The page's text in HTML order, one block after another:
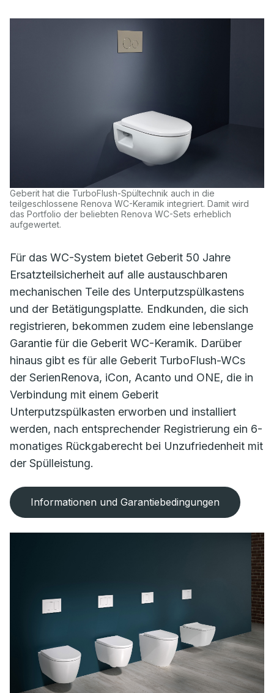
Geberit hat die TurboFlush-Spültechnik auch in die
teilgeschlossene Renova WC-Keramik integriert. Damit wird
das Portfolio der beliebten Renova WC-Sets erheblich
aufgewertet.
Für das WC-System bietet Geberit 50 Jahre
Ersatzteilsicherheit auf alle austauschbaren
mechanischen Teile des Unterputzspülkastens
und der Betätigungsplatte. Endkunden, die sich
registrieren, bekommen zudem eine lebenslange
Garantie für die Geberit WC-Keramik. Darüber
hinaus gibt es für alle Geberit TurboFlush-WCs
der SerienRenova, iCon, Acanto und ONE, die in
Verbindung mit einem Geberit
Unterputzspülkasten erworben und installiert
werden, nach entsprechender Registrierung ein 6-
monatiges Rückgaberecht bei Unzufriedenheit mit
der Spülleistung.
Informationen und Garantiebedingungen